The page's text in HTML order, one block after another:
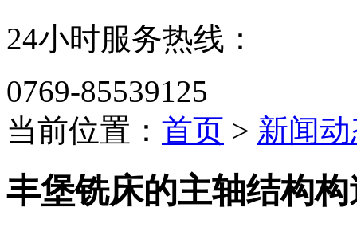
24小时服务热线：
0769-85539125
当前位置： 首页 > 新闻
丰堡铣床的主轴结构构